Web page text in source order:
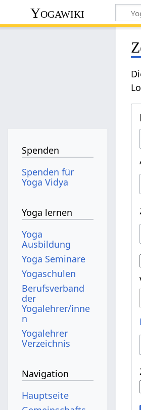
Yogawiki
Spenden
Spenden für
Yoga Vidya
Yoga lernen
Yoga
Ausbildung
Yoga Seminare
Yogaschulen
Berufsverband
der
Yogalehrer/inne
n
Yogalehrer
Verzeichnis
Navigation
Hauptseite